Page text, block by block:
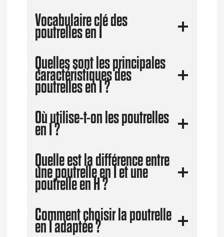
Vocabulaire clé des
poutrelles en I
Quelles sont les principales
caractéristiques des
poutrelles en I ?
Où utilise-t-on les poutrelles
en I ?
Quelle est la différence entre
une poutrelle en I et une
poutrelle en H ?
Comment choisir la poutrelle
en I adaptée ?